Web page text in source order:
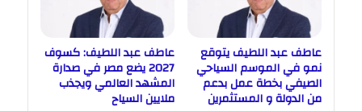
عاطف عبد اللطيف يتوقع
نمو في الموسم السياحي
الصيفي بخطة عمل بدعم
من الدولة و المستثمرين
عاطف عبد اللطيف: كسوف
2027 يضع مصر في صدارة
المشهد العالمي ويجذب
ملايين السياح